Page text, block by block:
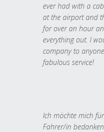
ever had with a
at the airport and
for over an hour
everything out. I
company to
fabulous service!
Ich möchte mich
Fahrer/in